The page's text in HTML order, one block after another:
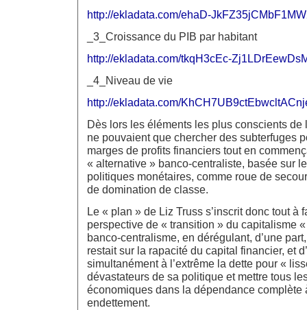
http://ekladata.com/ehaD-
_3_Croissance du PIB par habitant
http://ekladata.com/tkqH3cEc-
_4_Niveau de vie
http://ekladata.com/
Dès lors les éléments les plus conscients de
ne pouvaient que chercher des subterfuges
marges de profits financiers tout en
« alternative » banco-centraliste, basée sur
politiques monétaires, comme roue de
de domination de classe.
Le « plan » de Liz Truss s’inscrit donc tout à
perspective de « transition » du capitalisme
banco-centralisme, en dérégulant, d’une
restait sur la rapacité du capital financier, et
simultanément à l’extrême la dette pour «
dévastateurs de sa politique et mettre tous
économiques dans la dépendance complète
endettement.